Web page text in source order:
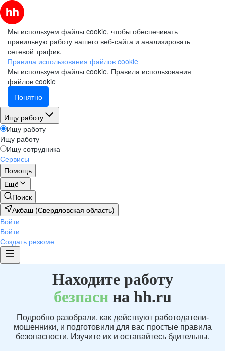
Мы используем файлы cookie, чтобы обеспечивать
правильную работу нашего веб-сайта и анализировать
сетевой трафик.
Правила использования файлов cookie
Мы используем файлы cookie. Правила использования
файлов cookie
Понятно
Ищу работу
Ищу работу
Ищу работу
Ищу сотрудника
Сервисы
Помощь
Ещё
Поиск
Акбаш (Свердловская область)
Войти
Войти
Создать резюме
Находите работу
безпаснна hh.ru
Подробно разобрали, как действуют работодатели-
мошенники, и подготовили для вас простые правила
безопасности. Изучите их и оставайтесь бдительны.